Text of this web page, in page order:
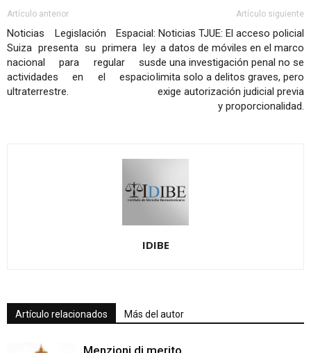
Artículo anterior
Noticias Legislación Espacial:
Suiza presenta su primera ley
nacional para regular sus
actividades en el espacio
ultraterrestre.
Artículo siguiente
Noticias TJUE: El acceso policial
a datos de móviles en el marco
de una investigación penal no se
limita solo a delitos graves, pero
exige autorización judicial previa
y proporcionalidad.
IDIBE
Artículo relacionados Más del autor
Menzioni di merito